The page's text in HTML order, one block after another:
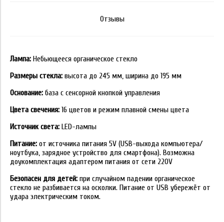
Отзывы
Лампа: Небьющееся органическое стекло
Размеры стекла: высота до 245 мм, ширина до 195 мм
Основание: база с сенсорной кнопкой управления
Цвета свечения: 16 цветов и режим плавной смены цвета
Источник света: LED-лампы
Питание: от источника питания 5V (USB-выхода компьютера/
ноутбука, зарядное устройство для смартфона). Возможна
доукомплектация адаптером питания от сети 220V
Безопасен для детей: при случайном падении органическое
стекло не разбивается на осколки. Питание от USB убережёт от
удара электрическим током.